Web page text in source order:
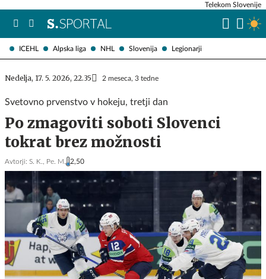
ICEHL Alpska liga NHL Slovenija Legionarji
Telekom Slovenije
Nedelja, 17. 5. 2026, 22.35 2 meseca, 3 tedne
Svetovno prvenstvo v hokeju, tretji dan
Po zmagoviti soboti Slovenci
tokrat brez možnosti
Avtorji: S. K., Pe. M. 2,50